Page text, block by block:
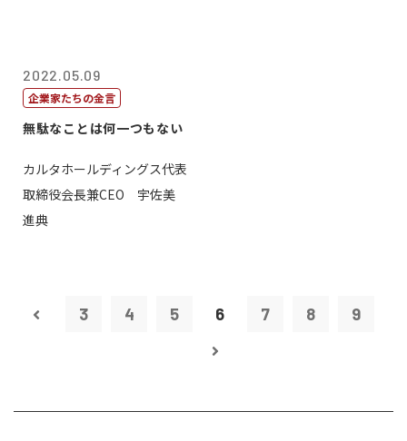
2022.05.09
企業家たちの金言
無駄なことは何一つもない
カルタホールディングス代表
取締役会長兼CEO 宇佐美
進典
3 4 5 6 7 8 9